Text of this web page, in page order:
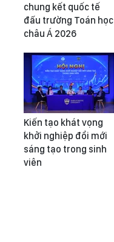
chung kết quốc tế
đấu trường Toán học
châu Á 2026
Kiến tạo khát vọng
khởi nghiệp đổi mới
sáng tạo trong sinh
viên